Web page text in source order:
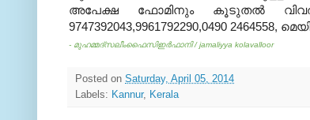
അപേക്ഷ ഫോമിനും കൂടുതല്‍
9747392043,9961792290,0490 2464558,
- മുഹമ്മദ്‌സലീംഫൈസിഇര്‍ഫാനി /jamaliyya kolavalloor
Posted on Saturday, April 05, 2014
Labels: Kannur, Kerala